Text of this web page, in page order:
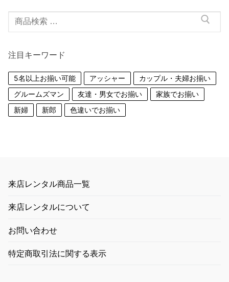
検
索
象:
注目キーワード
5名以上お揃い可能 アッシャー
カップル・夫婦お揃い
グルームズマン
友達・男女でお揃い
家族でお揃い
新婦
新郎 色違いでお揃い
来店レンタル商品一覧
来店レンタルについて
お問い合わせ
特定商取引法に関する表示